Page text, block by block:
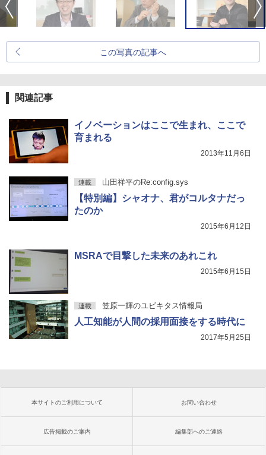
この写真の記事へ
関連記事
イノベーションはここで生まれ、ここで
育まれる
2013年11月6日
連載 山田祥平のRe:config.sys
【特別編】シャオナ、君がコルタナだっ
たのか
2015年6月12日
MSRAで目撃した未来のあれこれ
2015年6月15日
連載 笠原一輝のユビキタス情報局
人工知能が人間の採用面接をする時代に
2017年5月25日
本サイトのご利用について お問い合わせ
広告掲載のご案内 編集部へのご連絡